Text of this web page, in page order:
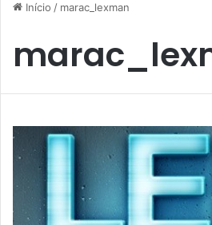
Início / marac_lexman